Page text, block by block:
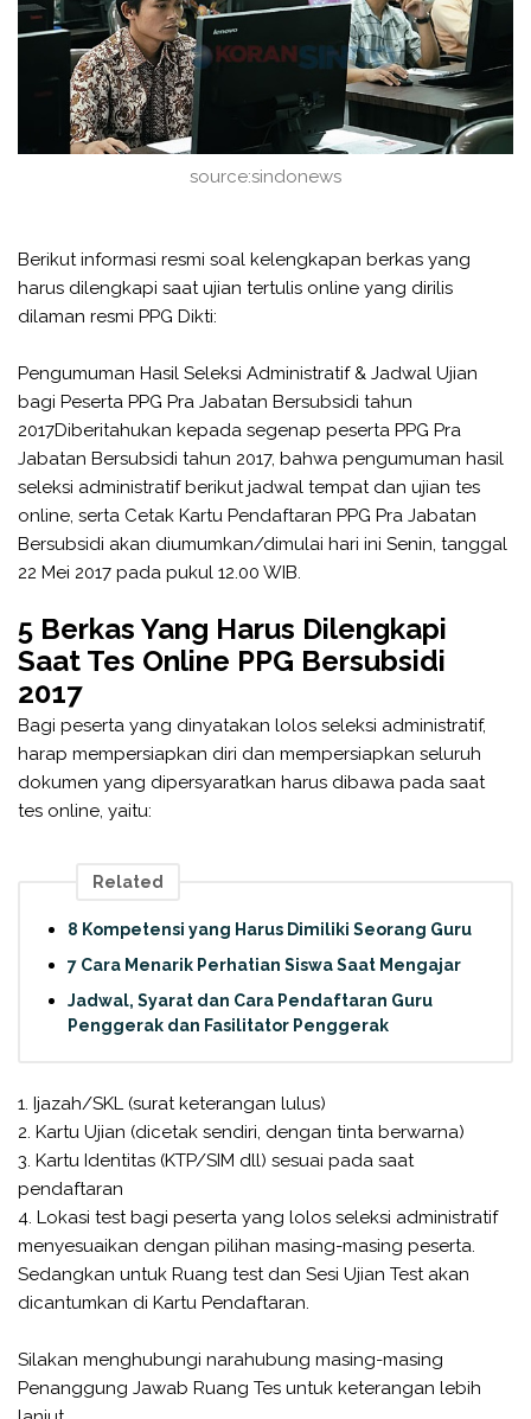
source:sindonews
Berikut informasi resmi soal kelengkapan berkas yang
harus dilengkapi saat ujian tertulis online yang dirilis
dilaman resmi PPG Dikti:
Pengumuman Hasil Seleksi Administratif & Jadwal Ujian
bagi Peserta PPG Pra Jabatan Bersubsidi tahun
2017Diberitahukan kepada segenap peserta PPG Pra
Jabatan Bersubsidi tahun 2017, bahwa pengumuman hasil
seleksi administratif berikut jadwal tempat dan ujian tes
online, serta Cetak Kartu Pendaftaran PPG Pra Jabatan
Bersubsidi akan diumumkan/dimulai hari ini Senin, tanggal
22 Mei 2017 pada pukul 12.00 WIB.
5 Berkas Yang Harus Dilengkapi
Saat Tes Online PPG Bersubsidi
2017
Bagi peserta yang dinyatakan lolos seleksi administratif,
harap mempersiapkan diri dan mempersiapkan seluruh
dokumen yang dipersyaratkan harus dibawa pada saat
tes online, yaitu:
Related
8 Kompetensi yang Harus Dimiliki Seorang Guru
7 Cara Menarik Perhatian Siswa Saat Mengajar
Jadwal, Syarat dan Cara Pendaftaran Guru
Penggerak dan Fasilitator Penggerak
1. Ijazah/SKL (surat keterangan lulus)
2. Kartu Ujian (dicetak sendiri, dengan tinta berwarna)
3. Kartu Identitas (KTP/SIM dll) sesuai pada saat
pendaftaran
4. Lokasi test bagi peserta yang lolos seleksi administratif
menyesuaikan dengan pilihan masing-masing peserta.
Sedangkan untuk Ruang test dan Sesi Ujian Test akan
dicantumkan di Kartu Pendaftaran.
Silakan menghubungi narahubung masing-masing
Penanggung Jawab Ruang Tes untuk keterangan lebih